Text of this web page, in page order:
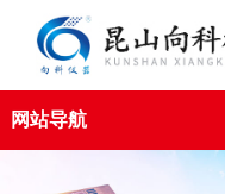
网站导航